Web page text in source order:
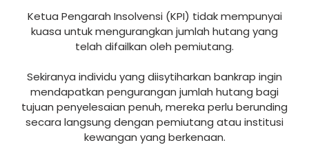
Ketua Pengarah Insolvensi (KPI) tidak mempunyai
kuasa untuk mengurangkan jumlah hutang yang
telah difailkan oleh pemiutang.
Sekiranya individu yang diisytiharkan bankrap ingin
mendapatkan pengurangan jumlah hutang bagi
tujuan penyelesaian penuh, mereka perlu berunding
secara langsung dengan pemiutang atau institusi
kewangan yang berkenaan.